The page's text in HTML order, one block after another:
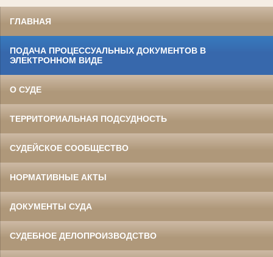
ГЛАВНАЯ
ПОДАЧА ПРОЦЕССУАЛЬНЫХ ДОКУМЕНТОВ В
ЭЛЕКТРОННОМ ВИДЕ
О СУДЕ
ТЕРРИТОРИАЛЬНАЯ ПОДСУДНОСТЬ
СУДЕЙСКОЕ СООБЩЕСТВО
НОРМАТИВНЫЕ АКТЫ
ДОКУМЕНТЫ СУДА
СУДЕБНОЕ ДЕЛОПРОИЗВОДСТВО